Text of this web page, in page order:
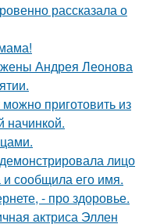
рассказала о
Андрея Леонова
приготовить из
начинкой.
лицо
и сообщила его имя.
- про здоровье.
актриса Эллен